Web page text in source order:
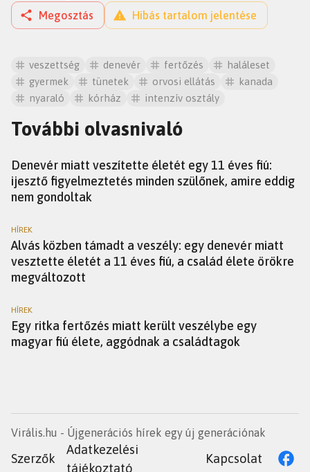
Megosztás Hibás tartalom jelentése
veszettség denevér fertőzés
haláleset
gyermek
tünetek orvosi ellátás
kanada
nyaraló
kórház intenzív osztály
További olvasnivaló
Denevér miatt veszítette életét egy 11 éves fiú:
ijesztő figyelmeztetés minden szülőnek, amire eddig
nem gondoltak
HÍREK
Alvás közben támadt a veszély: egy denevér miatt
vesztette életét a 11 éves fiú, a család élete örökre
megváltozott
HÍREK
Egy ritka fertőzés miatt került veszélybe egy
magyar fiú élete, aggódnak a családtagok
Virális.hu - Újgenerációs hírek egy új generációnak
Szerzők
Adatkezelési
tájékoztató
Kapcsolat